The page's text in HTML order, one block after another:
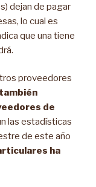
dejan de pagar
lo cual es
que una tiene
proveedores
también
de
las estadísticas
de este año
ha